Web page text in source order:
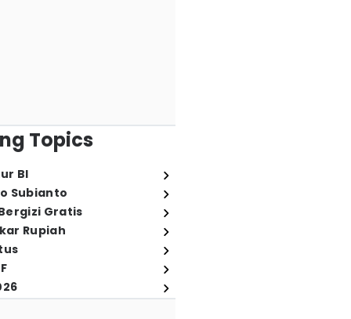
Topics
BI
Subianto
Gratis
Rupiah